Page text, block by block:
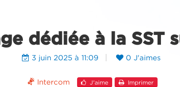
dédiée à la SST
3 juin 2025 à 11:09 0 J'aimes
Intercom J'aime Imprimer